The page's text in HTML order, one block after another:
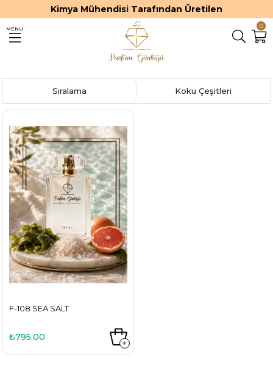
Kimya Mühendisi Tarafından Üretilen
0
MENU
Koku Çeşitleri
Sıralama
F-108 SEA SALT
₺795,00